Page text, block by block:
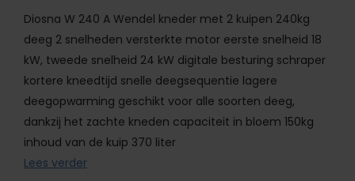
Diosna W 240 A Wendel kneder met 2 kuipen 240kg
deeg 2 snelheden versterkte motor eerste snelheid 18
kW, tweede snelheid 24 kW digitale besturing schraper
kortere kneedtijd snelle deegsequentie lagere
deegopwarming geschikt voor alle soorten deeg,
dankzij het zachte kneden capaciteit in bloem 150kg
inhoud van de kuip 370 liter
Lees verder